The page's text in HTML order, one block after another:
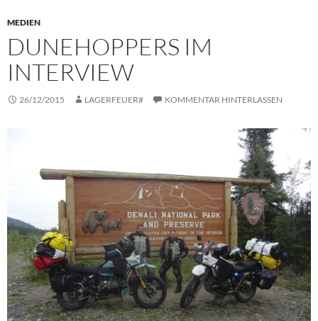
MEDIEN
DUNEHOPPERS IM
INTERVIEW
26/12/2015 LAGERFEUER# KOMMENTAR HINTERLASSEN